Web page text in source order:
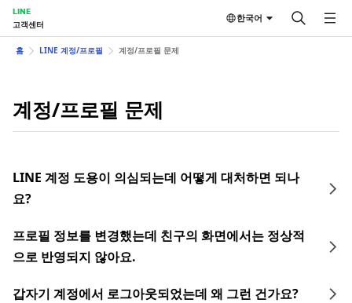
LINE
고객센터
한국어
홈 LINE 계정/프로필 계정/프로필 문제
계정/프로필 문제
LINE 계정 도용이 의심되는데 어떻게 대처하면 되나
요?
프로필 정보를 변경했는데 친구의 화면에서는 정상적
으로 반영되지 않아요.
갑자기 계정에서 로그아웃되었는데 왜 그런 건가요?